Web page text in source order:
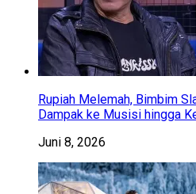
Rupiah Melemah, Bimbim
Dampak ke Musisi hingga
Juni 8, 2026